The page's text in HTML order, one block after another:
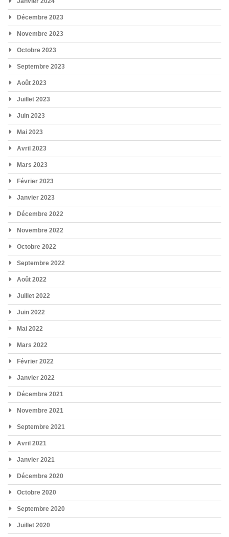
Décembre 2023
Novembre 2023
Octobre 2023
Septembre 2023
Août 2023
Juillet 2023
Juin 2023
Mai 2023
Avril 2023
Mars 2023
Février 2023
Janvier 2023
Décembre 2022
Novembre 2022
Octobre 2022
Septembre 2022
Août 2022
Juillet 2022
Juin 2022
Mai 2022
Mars 2022
Février 2022
Janvier 2022
Décembre 2021
Novembre 2021
Septembre 2021
Avril 2021
Janvier 2021
Décembre 2020
Octobre 2020
Septembre 2020
Juillet 2020